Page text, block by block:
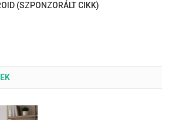
(SZPONZORÁLT CIKK)